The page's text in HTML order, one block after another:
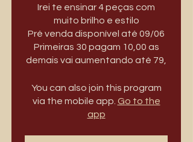
Irei te ensinar 4 peças com
muito brilho e estilo
Pré venda disponível até 09/06
Primeiras 30 pagam 10,00 as
demais vai aumentando até 79,
You can also join this program
via the mobile app. Go to the
app